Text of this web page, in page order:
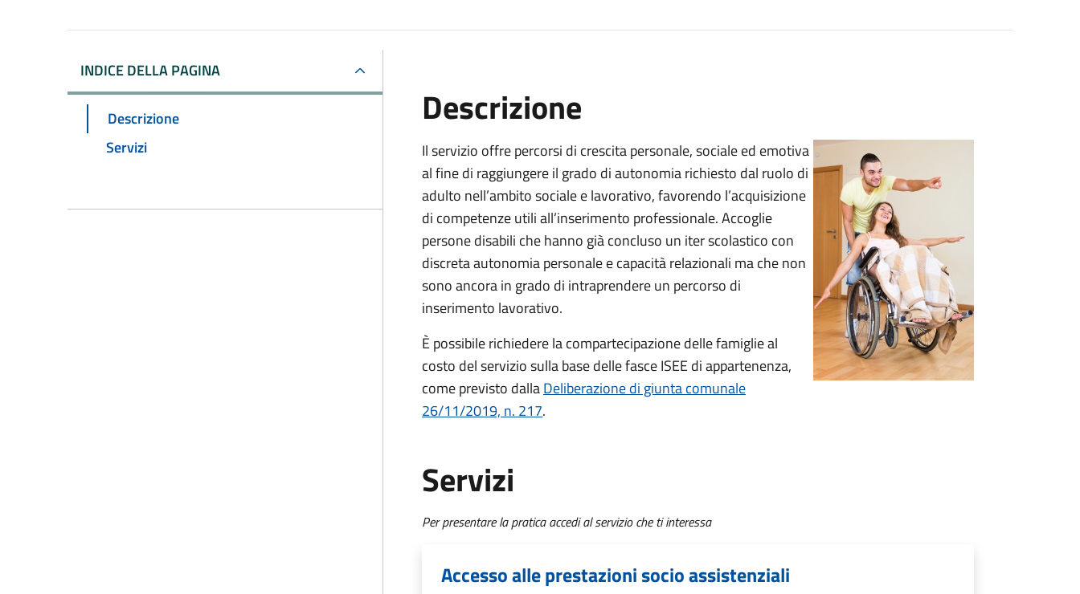
INDICE DELLA PAGINA
Descrizione
Servizi
Descrizione
Il servizio offre percorsi di crescita personale, sociale ed emotiva
al fine di raggiungere il grado di autonomia richiesto dal ruolo di
adulto nell’ambito sociale e lavorativo, favorendo l’acquisizione
di competenze utili all’inserimento professionale. Accoglie
persone disabili che hanno già concluso un iter scolastico con
discreta autonomia personale e capacità relazionali ma che non
sono ancora in grado di intraprendere un percorso di
inserimento lavorativo.
È possibile richiedere la compartecipazione delle famiglie al
costo del servizio sulla base delle fasce ISEE di appartenenza,
come previsto dallaDeliberazione di giunta comunale
26/11/2019, n. 217.
Servizi
Per presentare la pratica accedi al servizio che ti interessa
Accesso alle prestazioni socio assistenziali